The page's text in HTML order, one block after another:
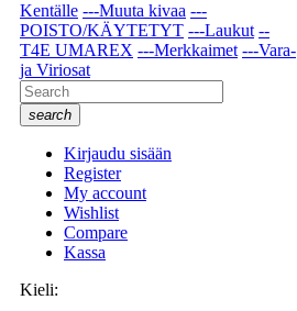
Kentälle ---Muuta kivaa ---
POISTO/KÄYTETYT ---Laukut --
T4E UMAREX ---Merkkaimet ---Vara-
ja Viriosat
search
Kirjaudu sisään
Register
My account
Wishlist
Compare
Kassa
Kieli: